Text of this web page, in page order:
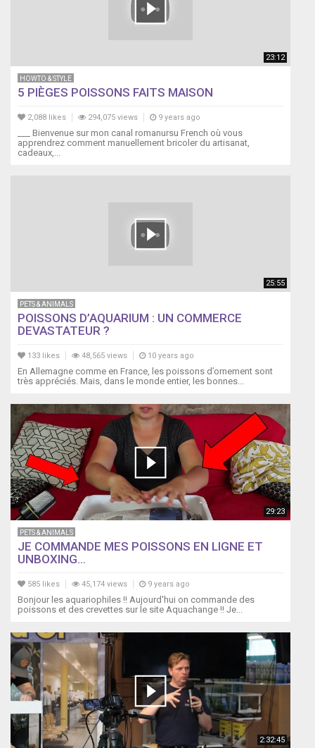
23:12
HOWTO & STYLE
5 PIÈGES POISSONS FAITS MAISON
2,088 likes 294,075 views 9 years ago
___ Bienvenue sur mon canal romanursu French où vous
apprendrez comment manuellement bricoler du artisanat,
cadeaux,...
25:55
PETS & ANIMALS
POISSONS D’AQUARIUM : UN COMMERCE
DEVASTATEUR ?
133 likes 48,565 views 10 years ago
En Allemagne comme en France, les poissons d’ornement sont
très appréciés. Mais, dans le monde entier, les bonnes...
29:23
PETS & ANIMALS
JE COMMANDE MES POISSONS EN LIGNE ET
UNBOXING...
585 likes 45,174 views 9 years ago
Bonjour les aquariophiles !! Aujourd'hui on commande des
poissons et des crevettes sur le site Aquachange !! Je...
2:32:45